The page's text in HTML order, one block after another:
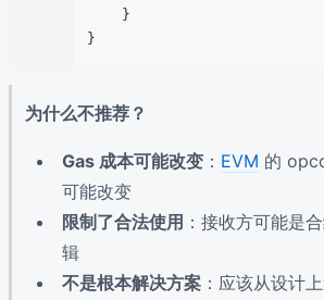
为什么不推荐？
Gas 成本可能改变 ： EVM 的
可能改变
限制了合法使用 ：接收方可能是
辑
不是根本解决方案 ：应该从设计